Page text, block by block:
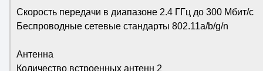
Скорость передачи в диапазоне 2.4 ГГц до 300 Мбит/с
Беспроводные сетевые стандарты 802.11a/b/g/n
Антенна
Количество встроенных антенн 2